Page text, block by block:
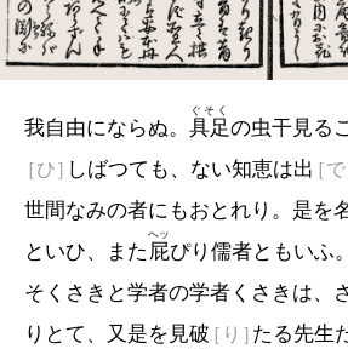
我自由にならぬ。具足
ぐそく
の虫干見る
［ひ］しばつても、ない知恵は出［
世間なみの者にもおとれり。是を
といひ、また 屁
へッ
ぴり儒者ともいふ
そくさきと学者の学者くさきは、
りとて、又是を見破［り］たる先生